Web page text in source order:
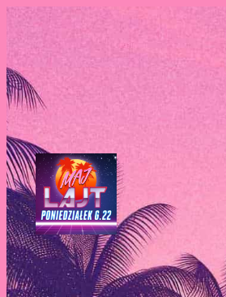
Przejdź
do
treści